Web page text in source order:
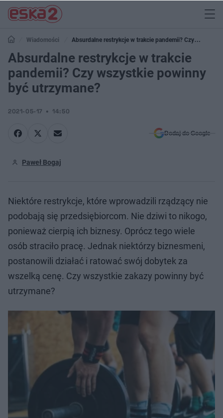
Wiadomości
Absurdalne restrykcje w trakcie pandemii? Czy
wszystkie powinny być utrzymane?
Absurdalne restrykcje w trakcie
pandemii? Czy wszystkie powinny
być utrzymane?
2021-05-17 14:50
Dodaj do Google
Paweł Bogaj
Niektóre restrykcje, które wprowadzili rządzący nie
podobają się przedsiębiorcom. Nie dziwi to nikogo,
ponieważ cierpią ich biznesy. Oprócz tego wiele
osób straciło pracę. Jednak niektórzy biznesmeni,
postanowili działać i ratować swój dobytek za
wszelką cenę. Czy wszystkie zakazy powinny być
utrzymane?